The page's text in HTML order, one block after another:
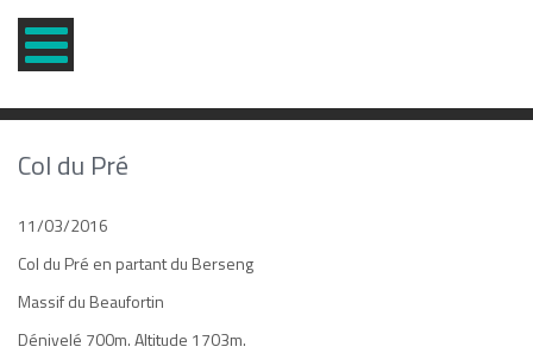
Col du Pré
11/03/2016
Col du Pré en partant du Berseng
Massif du Beaufortin
Dénivelé 700m. Altitude 1703m.